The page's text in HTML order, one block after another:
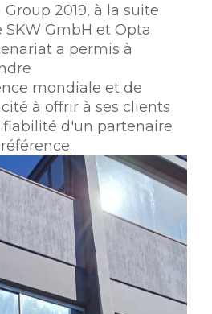
2019, à la suite
GmbH et Opta
a permis à
mondiale et de
à offrir à ses clients
d'un partenaire